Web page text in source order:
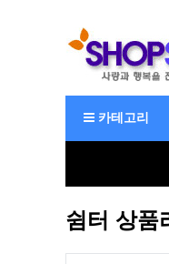
카테고리
쉼터 상품